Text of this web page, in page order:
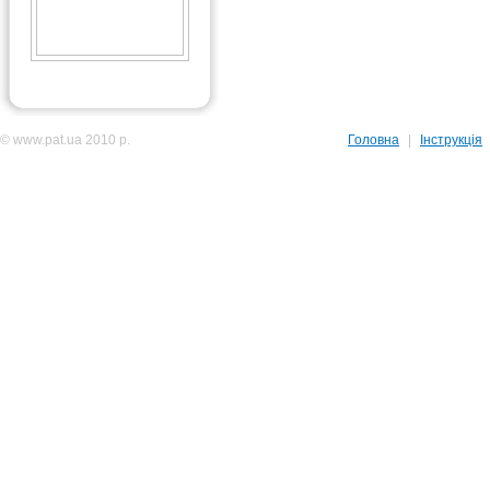
© www.pat.ua 2010 р. Головна Інструкція